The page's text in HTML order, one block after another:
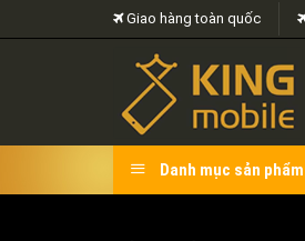
to
Giao hàng toàn quốc
Danh mục sản phẩm